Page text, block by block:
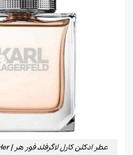
عطر ادکلن کارل لاگرفلد فور هر | Karl Lagerfeld for Her